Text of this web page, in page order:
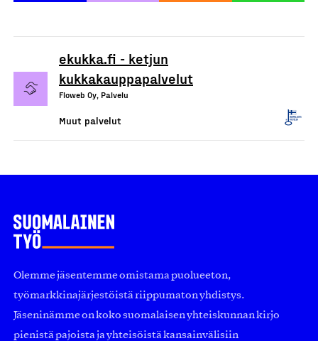
ekukka.fi - ketjun
kukkakauppapalvelut
Floweb Oy, Palvelu
Muut palvelut
Olemme jäsentemme omistama puolueeton,
työmarkkinajärjestöistä riippumaton yhdistys.
Jäseninämme on koko suomalaisen yhteiskunnan kirjo
pienistä pajoista ja yhteisöistä kansainvälisiin